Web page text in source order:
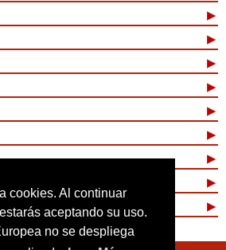
cookies. Al continuar
aceptando su uso.
no se despliega